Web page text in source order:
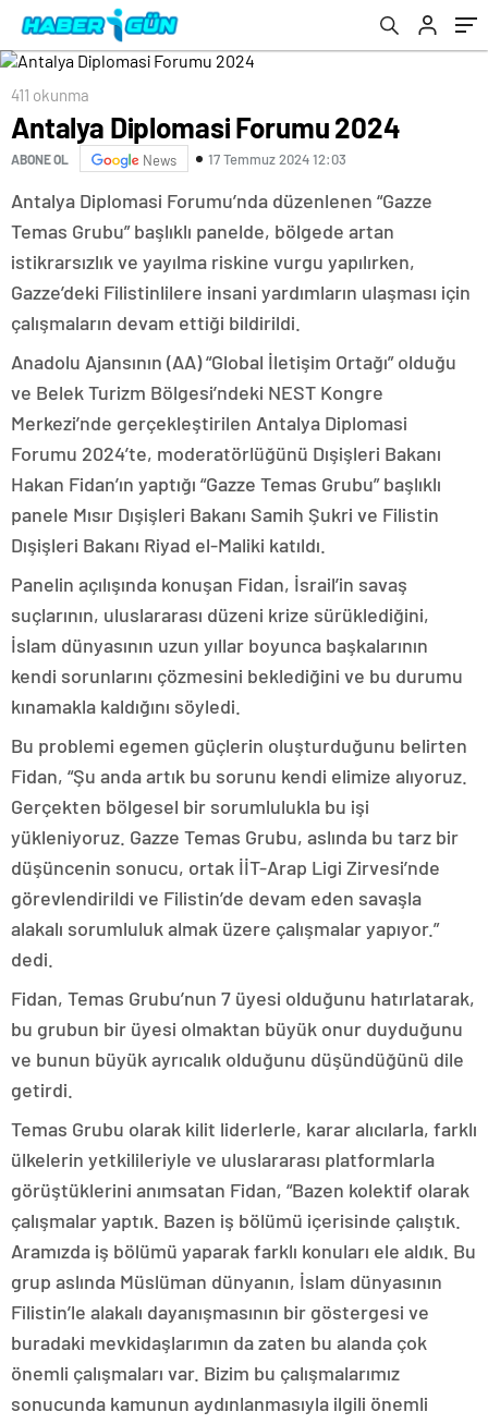
411 okunma
Antalya Diplomasi Forumu 2024
ABONE OL News 17 Temmuz 2024 12:03
Antalya Diplomasi Forumu’nda düzenlenen “Gazze
Temas Grubu” başlıklı panelde, bölgede artan
istikrarsızlık ve yayılma riskine vurgu yapılırken,
Gazze’deki Filistinlilere insani yardımların ulaşması için
çalışmaların devam ettiği bildirildi.
Anadolu Ajansının (AA) “Global İletişim Ortağı” olduğu
ve Belek Turizm Bölgesi’ndeki NEST Kongre
Merkezi’nde gerçekleştirilen Antalya Diplomasi
Forumu 2024’te, moderatörlüğünü Dışişleri Bakanı
Hakan Fidan’ın yaptığı “Gazze Temas Grubu” başlıklı
panele Mısır Dışişleri Bakanı Samih Şukri ve Filistin
Dışişleri Bakanı Riyad el-Maliki katıldı.
Panelin açılışında konuşan Fidan, İsrail’in savaş
suçlarının, uluslararası düzeni krize sürüklediğini,
İslam dünyasının uzun yıllar boyunca başkalarının
kendi sorunlarını çözmesini beklediğini ve bu durumu
kınamakla kaldığını söyledi.
Bu problemi egemen güçlerin oluşturduğunu belirten
Fidan, “Şu anda artık bu sorunu kendi elimize alıyoruz.
Gerçekten bölgesel bir sorumlulukla bu işi
yükleniyoruz. Gazze Temas Grubu, aslında bu tarz bir
düşüncenin sonucu, ortak İİT-Arap Ligi Zirvesi’nde
görevlendirildi ve Filistin’de devam eden savaşla
alakalı sorumluluk almak üzere çalışmalar yapıyor.”
dedi.
Fidan, Temas Grubu’nun 7 üyesi olduğunu hatırlatarak,
bu grubun bir üyesi olmaktan büyük onur duyduğunu
ve bunun büyük ayrıcalık olduğunu düşündüğünü dile
getirdi.
Temas Grubu olarak kilit liderlerle, karar alıcılarla, farklı
ülkelerin yetkilileriyle ve uluslararası platformlarla
görüştüklerini anımsatan Fidan, “Bazen kolektif olarak
çalışmalar yaptık. Bazen iş bölümü içerisinde çalıştık.
Aramızda iş bölümü yaparak farklı konuları ele aldık. Bu
grup aslında Müslüman dünyanın, İslam dünyasının
Filistin’le alakalı dayanışmasının bir göstergesi ve
buradaki mevkidaşlarımın da zaten bu alanda çok
önemli çalışmaları var. Bizim bu çalışmalarımız
sonucunda kamunun aydınlanmasıyla ilgili önemli